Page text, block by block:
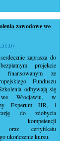
zawodowe we
zaprasza do
projekcie
finansowanym ze
Funduszu
odbywają się
we Wrocławiu, w
Experum HR, i
do zdobycia
kompetencji
oraz certyfikatu
ukończenie kursu.